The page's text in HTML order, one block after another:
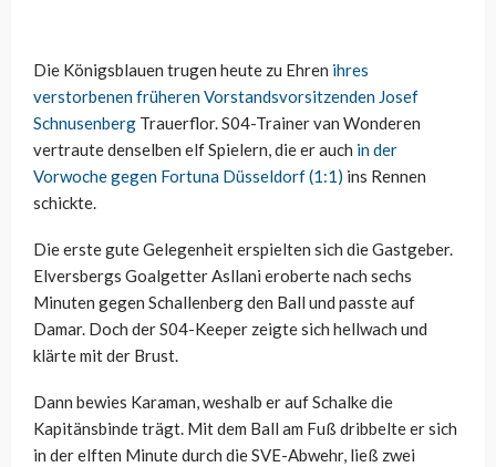
Die Königsblauen trugen heute zu Ehren ihres
verstorbenen früheren Vorstandsvorsitzenden Josef
Schnusenberg Trauerflor. S04-Trainer van Wonderen
vertraute denselben elf Spielern, die er auch in der
Vorwoche gegen Fortuna Düsseldorf (1:1) ins Rennen
schickte.
Die erste gute Gelegenheit erspielten sich die Gastgeber.
Elversbergs Goalgetter Asllani eroberte nach sechs
Minuten gegen Schallenberg den Ball und passte auf
Damar. Doch der S04-Keeper zeigte sich hellwach und
klärte mit der Brust.
Dann bewies Karaman, weshalb er auf Schalke die
Kapitänsbinde trägt. Mit dem Ball am Fuß dribbelte er sich
in der elften Minute durch die SVE-Abwehr, ließ zwei